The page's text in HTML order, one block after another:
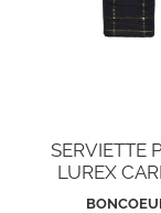
SERVIETTE
LUREX